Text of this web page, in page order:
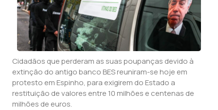
Cidadãos que perderam as suas poupanças devido à
extinção do antigo banco BES reuniram-se hoje em
protesto em Espinho, para exigirem do Estado a
restituição de valores entre 10 milhões e centenas de
milhões de euros.